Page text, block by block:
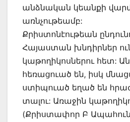
անձնական կեանքի
առնչութեամբ:
Քրիստոնէութեան
Հայաստան խնդիրներ
կաթողիկոսներու հետ:
հեռացուած են, իսկ
ստիպուած եղած են
տալու: Առաջին
(Քրիստափոր Բ